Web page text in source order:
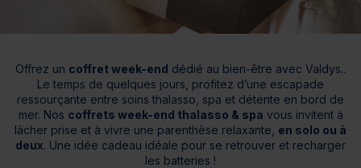
Offrez un coffret week-end dédié au bien-être avec Valdys..
Le temps de quelques jours, profitez d’une escapade
ressourçante entre soins thalasso, spa et détente en bord de
mer. Nos coffrets week-end thalasso & spa vous invitent à
lâcher prise et à vivre une parenthèse relaxante, en solo ou à
deux. Une idée cadeau idéale pour se retrouver et recharger
les batteries !